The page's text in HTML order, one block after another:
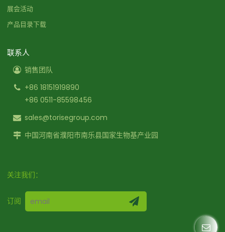
展会活动
产品目录下载
联系人
销售团队
+86 18151919890
+86 0511-85598456
sales@torisegroup.com
中国河南省濮阳市南乐县国家生物基产业园
关注我们：
订阅